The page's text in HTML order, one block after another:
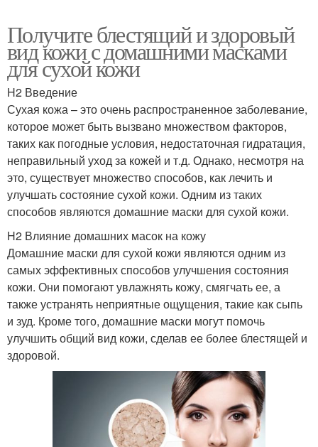
Получите блестящий и здоровый
вид кожи с домашними масками
для сухой кожи
H2 Введение
Сухая кожа – это очень распространенное заболевание,
которое может быть вызвано множеством факторов,
таких как погодные условия, недостаточная гидратация,
неправильный уход за кожей и т.д. Однако, несмотря на
это, существует множество способов, как лечить и
улучшать состояние сухой кожи. Одним из таких
способов являются домашние маски для сухой кожи.
H2 Влияние домашних масок на кожу
Домашние маски для сухой кожи являются одним из
самых эффективных способов улучшения состояния
кожи. Они помогают увлажнять кожу, смягчать ее, а
также устранять неприятные ощущения, такие как сыпь
и зуд. Кроме того, домашние маски могут помочь
улучшить общий вид кожи, сделав ее более блестящей и
здоровой.